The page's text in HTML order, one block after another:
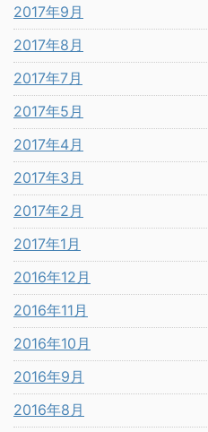
2017年9月
2017年8月
2017年7月
2017年5月
2017年4月
2017年3月
2017年2月
2017年1月
2016年12月
2016年11月
2016年10月
2016年9月
2016年8月